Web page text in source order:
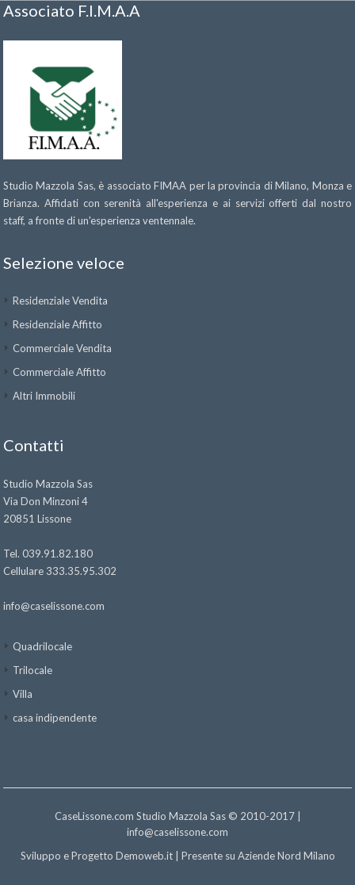
Associato F.I.M.A.A
Studio Mazzola Sas, è associato FIMAA per la provincia di Milano, Monza e
Brianza. Affidati con serenità all'esperienza e ai servizi offerti dal nostro
staff, a fronte di un'esperienza ventennale.
Selezione veloce
Residenziale Vendita
Residenziale Affitto
Commerciale Vendita
Commerciale Affitto
Altri Immobili
Contatti
Studio Mazzola Sas
Via Don Minzoni 4
20851 Lissone
Tel. 039.91.82.180
Cellulare 333.35.95.302
info@caselissone.com
Quadrilocale
Trilocale
Villa
casa indipendente
CaseLissone.com Studio Mazzola Sas © 2010-2017 |
info@caselissone.com
Sviluppo e Progetto Demoweb.it| Presente su Aziende Nord Milano